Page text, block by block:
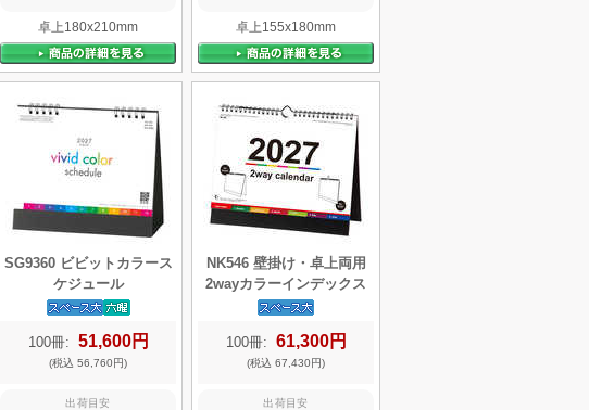
卓上180x210mm 卓上155x180mm
SG9360 ビビットカラース
ケジュール
100冊: 51,600円
(税込 56,760円)
出荷目安
NK546 壁掛け・卓上両用
2wayカラーインデックス
100冊: 61,300円
(税込 67,430円)
出荷目安